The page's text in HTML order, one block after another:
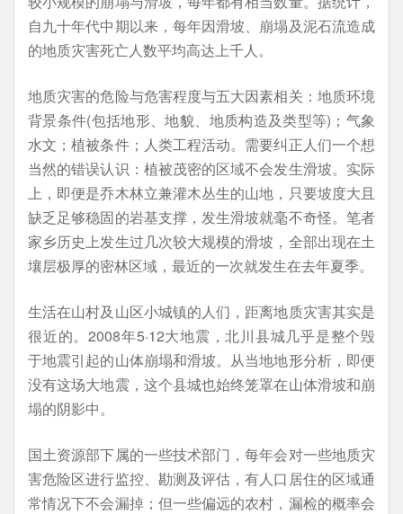
自九十年代中期以来，每年因滑坡、崩塌及泥石流造成
的地质灾害死亡人数平均高达上千人。
地质灾害的危险与危害程度与五大因素相关：地质环境
背景条件(包括地形、地貌、地质构造及类型等)；气象
水文；植被条件；人类工程活动。需要纠正人们一个想
当然的错误认识：植被茂密的区域不会发生滑坡。实际
上，即便是乔木林立兼灌木丛生的山地，只要坡度大且
缺乏足够稳固的岩基支撑，发生滑坡就毫不奇怪。笔者
家乡历史上发生过几次较大规模的滑坡，全部出现在土
壤层极厚的密林区域，最近的一次就发生在去年夏季。
生活在山村及山区小城镇的人们，距离地质灾害其实是
很近的。2008年5·12大地震，北川县城几乎是整个毁
于地震引起的山体崩塌和滑坡。从当地地形分析，即便
没有这场大地震，这个县城也始终笼罩在山体滑坡和崩
塌的阴影中。
国土资源部下属的一些技术部门，每年会对一些地质灾
害危险区进行监控、勘测及评估，有人口居住的区域通
常情况下不会漏掉；但一些偏远的农村，漏检的概率会